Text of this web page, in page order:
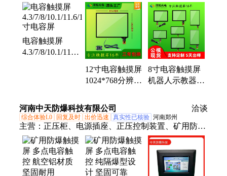
屏、安卓中控电容屏、驱动控制卡
电容触摸屏
4.3/7/8/10.1/11.6/12.1/13.3/17/18.5/21.5
12寸电容触摸屏
1024*768分辨率
STC-GT928-2触
控屏
8寸电容触摸屏
机器人示教器监
控灵敏嵌入式电
容屏
河南中天防爆科技有限公司 洽谈
综合体验L0 回复及时 出价迅速 真实性已核验 河南郑州
主营： 正压柜、电源插座、正压控制装置、矿用防爆
触摸屏、防爆正压控制器